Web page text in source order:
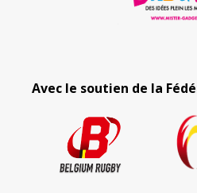
Avec le soutien de la